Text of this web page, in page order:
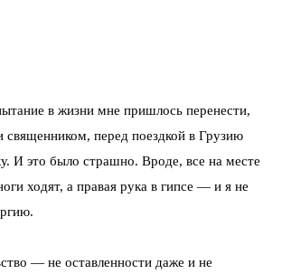
в жизни мне пришлось перенести,
священником, перед поездкой в Грузию
И это было страшно. Вроде, все на месте
ходят, а правая рука в гипсе — и я не
— не оставленности даже и не